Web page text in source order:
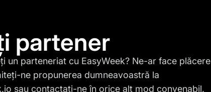
partener
un parteneriat cu EasyWeek? Ne-ar face plăcere
ne propunerea dumneavoastră la
sau contactați-ne în orice alt mod convenabil.